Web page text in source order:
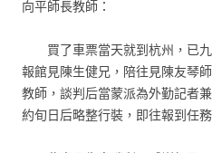
向平師長教師：
買了車票當天就到杭州，已
報館見陳生健兄，陪往見陳友琴
教師，談判后當蒙派為外勤記者
約旬日后略整行裝，即往報到任